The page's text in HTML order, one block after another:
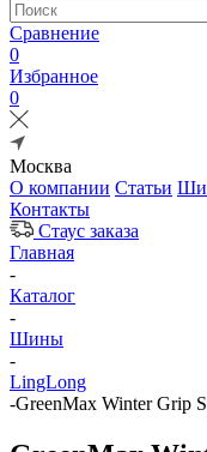
Сравнение
0
Избранное
0
Москва
О компании Статьи
Контакты
Стаус заказа
Главная
-
Каталог
-
Шины
-
LingLong
-GreenMax Winter Grip